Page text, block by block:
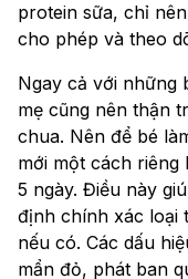
protein sữa, chỉ
cho phép và theo
Ngay cả với những
mẹ cũng nên thận
chua. Nên để bé
mới một cách
5 ngày. Điều này
định chính xác loại
nếu có. Các dấu
mẩn đỏ, phát ban